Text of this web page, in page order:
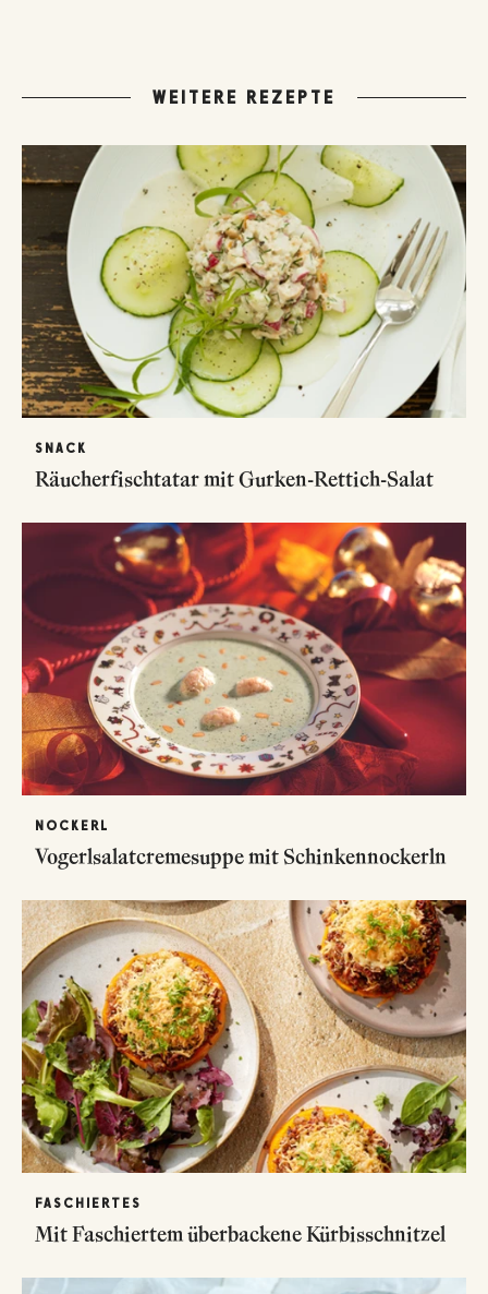
WEITERE REZEPTE
SNACK
Räucherfischtatar mit Gurken-Rettich-Salat
NOCKERL
Vogerlsalatcremesuppe mit Schinkennockerln
FASCHIERTES
Mit Faschiertem überbackene Kürbisschnitzel